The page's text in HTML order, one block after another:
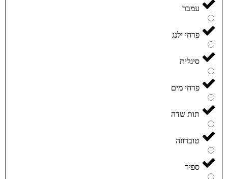
עמבר
פרחי ילנג
סיגלית
פרחי מים
תות שדה
טוברוזה
ספיר